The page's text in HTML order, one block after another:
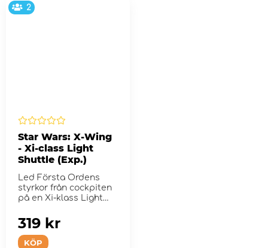
2
Star Wars: X-Wing
- Xi-class Light
Shuttle (Exp.)
Led Första Ordens
styrkor från cockpiten
på en Xi-klass Light
KÖP
319 kr